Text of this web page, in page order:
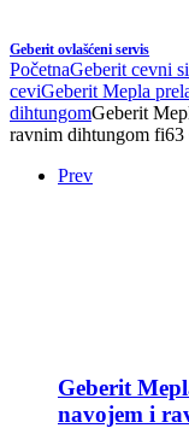
Geberit ovlašćeni servis
PočetnaGeberit cevni
ceviGeberit Mepla
dihtungomGeberit
ravnim dihtungom fi63
Prev
Geberit
navojem i